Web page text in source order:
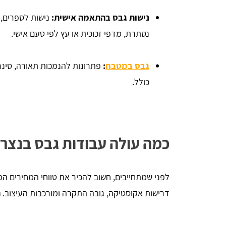
נישות גבס בהתאמה אישית: נישות לספרים,
נסתרת, מדפי זכוכית או עץ לפי טעם אישי.
גבס במטבח: פתרונות להנמכות תאורה,
כולל.
כמה עולה עבודות גבס
לפני שמתחייבים, חשוב להכיר את טווחי המחירים
דרישות אקוסטיקה, גובה התקרה ומורכבות העיצוב.